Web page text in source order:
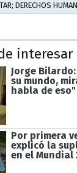
DERECHOS
interesar
Jorge
su mundo,
habla de eso"
Por primera
explicó la
en el Mundial